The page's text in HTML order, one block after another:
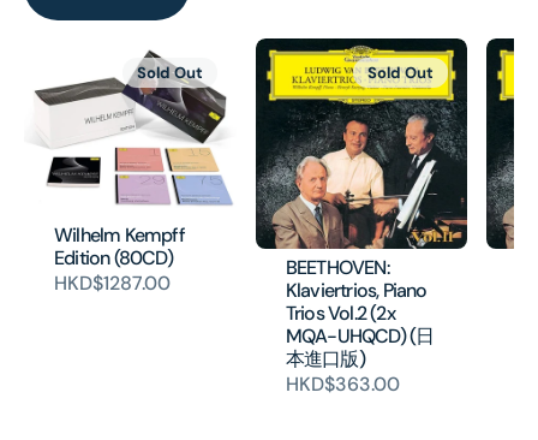
Wilhelm Kempff
Edition (80CD)
HKD$1287.00
Sold Out
BEETHOVEN:
Klaviertrios, Piano
Trios Vol.2 (2x
MQA-UHQCD) (日
本進口版)
HKD$363.00
Sold Out